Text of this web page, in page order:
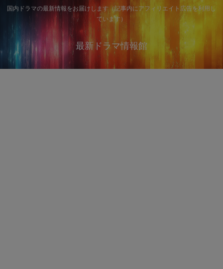
国内ドラマの最新情報をお届けします（記事内にアフィリエイト広告を利用し
ています）
最新ドラマ情報館